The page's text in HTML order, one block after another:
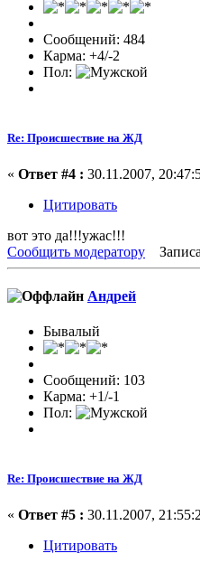
Сообщений: 484
Карма: +4/-2
Пол:
Re: Происшествие на ЖД
« Ответ #4 : 30.11.2007,
Цитировать
вот это да!!!ужас!!!
Сообщить модератору
Андрей
Бывалый
Сообщений: 103
Карма: +1/-1
Пол:
Re: Происшествие на ЖД
« Ответ #5 : 30.11.2007,
Цитировать